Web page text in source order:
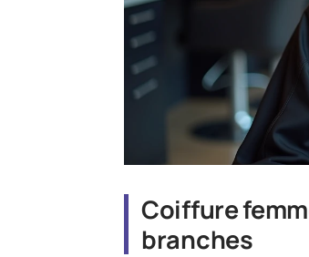
Coiffure
branches